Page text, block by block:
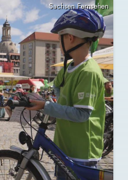
Sachsen Fernsehen